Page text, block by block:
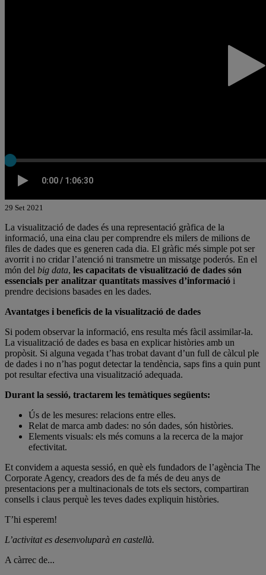
29 Set 2021
La visualització de dades és una representació gràfica de la
informació, una eina clau per comprendre els milers de milions de
files de dades que es generen cada dia. El gràfic més simple pot ser
avorrit i no cridar l’atenció ni transmetre un missatge poderós. En el
món del big data, les capacitats de visualització de dades són
essencials per analitzar quantitats massives d’informació i
prendre decisions basades en les dades.
Avantatges i beneficis de la visualització de dades
Si podem observar la informació, ens resulta més fàcil assimilar-la.
La visualització de dades es basa en explicar històries amb un
propòsit. Si alguna vegada t’has trobat davant d’un full de càlcul ple
de dades i no n’has pogut detectar la tendència, saps fins a quin punt
pot resultar efectiva una visualització adequada.
Durant la sessió, tractarem les temàtiques següents:
Ús de les mesures: relacions entre elles.
Relat de marca amb dades: no són dades, són històries.
Elements visuals: els més comuns a la recerca de la major
efectivitat.
Et convidem a aquesta sessió, en què els fundadors de l’agència The
Corporate Agency, creadors des de fa més de deu anys de
presentacions per a multinacionals de tots els sectors, compartiran
consells i claus perquè les teves dades expliquin històries.
T’hi esperem!
L’activitat es desenvoluparà en castellà.
A càrrec de...